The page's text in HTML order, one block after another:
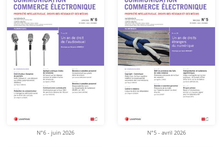
N°6 - juin 2026 N°5 - avril 2026